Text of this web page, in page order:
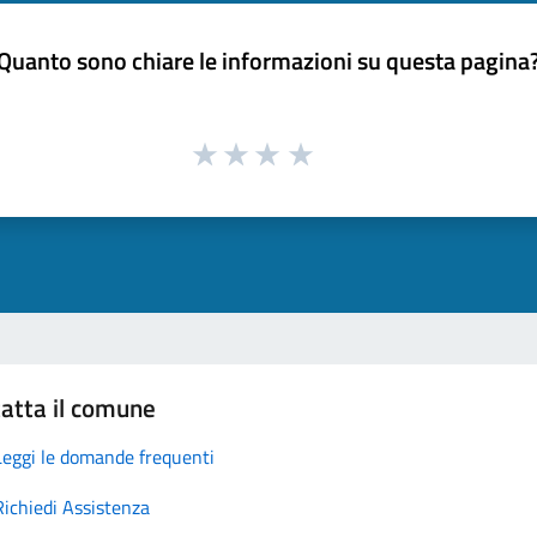
sono chiare le informazioni su questa
il comune
le domande frequenti
Assistenza